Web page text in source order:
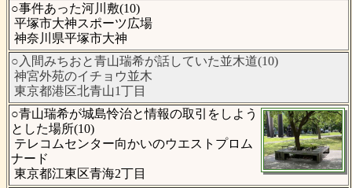
○事件あった河川敷(10)
平塚市大神スポーツ広場
神奈川県平塚市大神
○入間みちおと青山瑞希が話していた並木道(10)
神宮外苑のイチョウ並木
東京都港区北青山1丁目
○青山瑞希が城島怜治と情報の取引をしよう
とした場所(10)
テレコムセンター向かいのウエストプロム
ナード
東京都江東区青海2丁目